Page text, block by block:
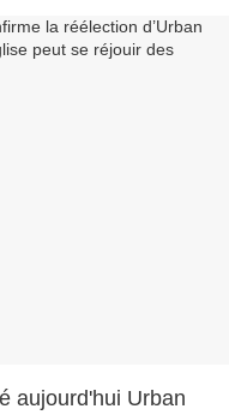
aujourd'hui Urban